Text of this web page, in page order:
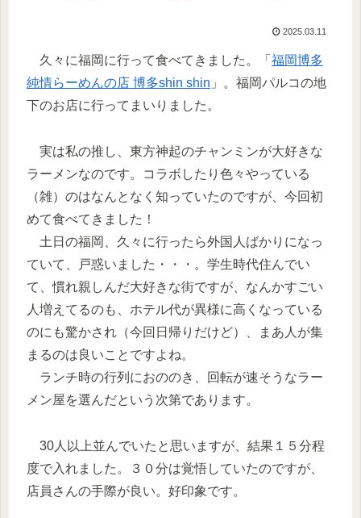
2025.03.11
久々に福岡に行って食べてきました。「 福岡博多
純情らーめんの店 博多shin shin 」。福岡パルコの地
下のお店に行ってまいりました。
実は私の推し、東方神起のチャンミンが大好きな
ラーメンなのです。コラボしたり色々やっている
（雑）のはなんとなく知っていたのですが、今回初
めて食べてきました！
土日の福岡、久々に行ったら外国人ばかりになっ
ていて、戸惑いました・・・。学生時代住んでい
て、慣れ親しんだ大好きな街ですが、なんかすごい
人増えてるのも、ホテル代が異様に高くなっている
のにも驚かされ（今回日帰りだけど）、まあ人が集
まるのは良いことですよね。
ランチ時の行列におののき、回転が速そうなラー
メン屋を選んだという次第であります。
30人以上並んでいたと思いますが、結果１５分程
度で入れました。３０分は覚悟していたのですが、
店員さんの手際が良い。好印象です。